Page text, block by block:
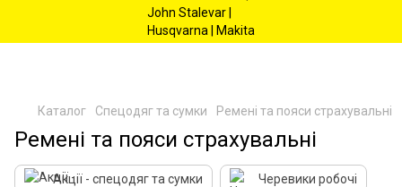
Каталог Спецодяг та сумки Ремені та пояси страхувальні
Ремені та пояси страхувальні
Акції - спецодяг та сумки Черевики робочі